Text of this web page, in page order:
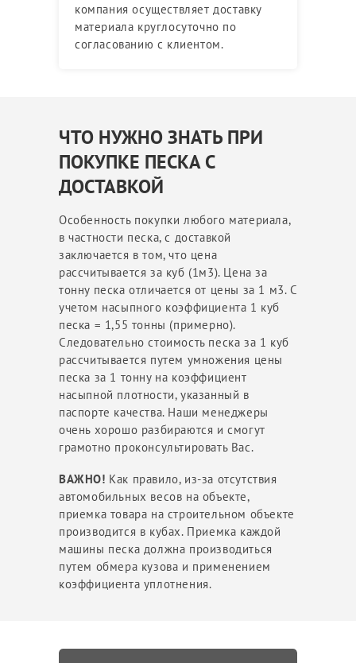
компания осуществляет доставку
материала круглосуточно по
согласованию с клиентом.
ЧТО НУЖНО ЗНАТЬ ПРИ
ПОКУПКЕ ПЕСКА С
ДОСТАВКОЙ
Особенность покупки любого материала,
в частности песка, с доставкой
заключается в том, что цена
рассчитывается за куб (1м3). Цена за
тонну песка отличается от цены за 1 м3. С
учетом насыпного коэффициента 1 куб
песка = 1,55 тонны (примерно).
Следовательно стоимость песка за 1 куб
рассчитывается путем умножения цены
песка за 1 тонну на коэффициент
насыпной плотности, указанный в
паспорте качества. Наши менеджеры
очень хорошо разбираются и смогут
грамотно проконсультировать Вас.
ВАЖНО! Как правило, из-за отсутствия
автомобильных весов на объекте,
приемка товара на строительном объекте
производится в кубах. Приемка каждой
машины песка должна производиться
путем обмера кузова и применением
коэффициента уплотнения.